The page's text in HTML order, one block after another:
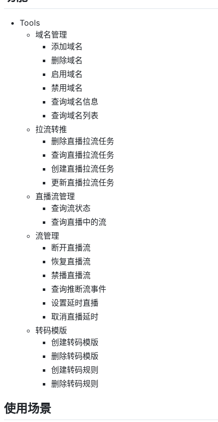
Tools
域名管理
添加域名
删除域名
启用域名
禁用域名
查询域名信息
查询域名列表
拉流转推
删除直播拉流任务
查询直播拉流任务
创建直播拉流任务
更新直播拉流任务
直播流管理
查询流状态
查询直播中的流
流管理
断开直播流
恢复直播流
禁播直播流
查询推断流事件
设置延时直播
取消直播延时
转码模版
创建转码模版
删除转码模版
创建转码规则
删除转码规则
使用场景